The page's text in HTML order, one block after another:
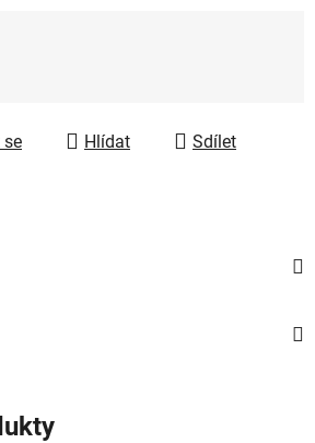
se Hlídat Sdílet